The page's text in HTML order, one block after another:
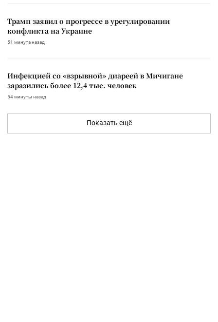
Трамп заявил о прогрессе в урегулировании
конфликта на Украине
51 минута назад
Инфекцией со «взрывной» диареей в Мичигане
заразились более 12,4 тыс. человек
54 минуты назад
Показать ещё